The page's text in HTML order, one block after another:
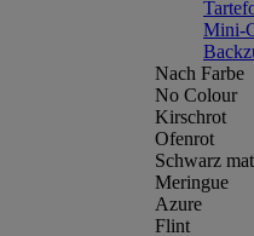
Mini-
Nach Farbe
No Colour
Kirschrot
Ofenrot
Schwarz
Meringue
Azure
Flint